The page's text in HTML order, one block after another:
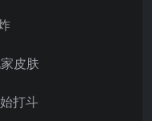
皮肤
打斗